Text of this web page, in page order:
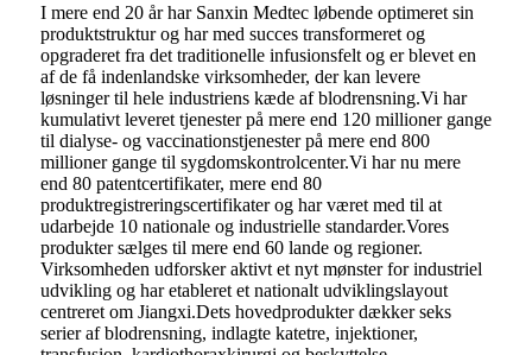
I mere end 20 år har Sanxin Medtec løbende optimeret sin
produktstruktur og har med succes transformeret og
opgraderet fra det traditionelle infusionsfelt og er blevet en
af ​​de få indenlandske virksomheder, der kan levere
løsninger til hele industriens kæde af blodrensning.Vi har
kumulativt leveret tjenester på mere end 120 millioner gange
til dialyse- og vaccinationstjenester på mere end 800
millioner gange til sygdomskontrolcenter.Vi har nu mere
end 80 patentcertifikater, mere end 80
produktregistreringscertifikater og har været med til at
udarbejde 10 nationale og industrielle standarder.Vores
produkter sælges til mere end 60 lande og regioner.
Virksomheden udforsker aktivt et nyt mønster for industriel
udvikling og har etableret et nationalt udviklingslayout
centreret om Jiangxi.Dets hovedprodukter dækker seks
serier af blodrensning, indlagte katetre, injektioner,